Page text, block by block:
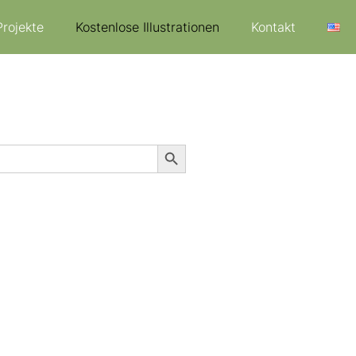
Kostenlose Illustrationen Kontakt
Search Button